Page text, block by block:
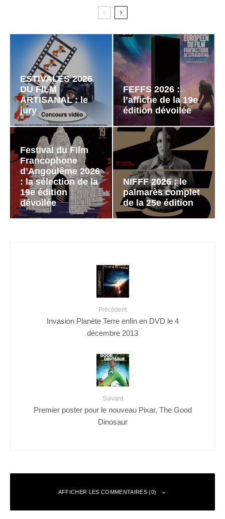
ESTIVALES 2026
DU FILM
ARTISANAL : le
jury
FEFFS 2026 :
l’affiche de la 19e
édition dévoilée
Festival du Film
Francophone
d’Angoulême 2026
: la sélection de la
19e édition
dévoilée
NIFFF 2026 : le
palmarès complet
de la 25e édition
Précédent
Invasion Planète Terre enfin en DVD le 4
décembre 2013
Suivant
Premier poster pour le nouveau Pixar, The Good
Dinosaur
AFFICHER LES COMMENTAIRES (0)